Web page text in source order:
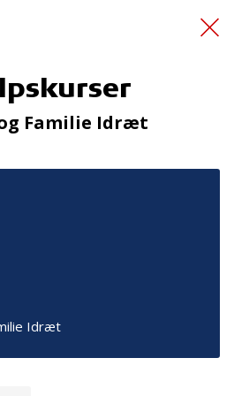
og
Familie Idræt
Idræt
og TryghedsGruppens